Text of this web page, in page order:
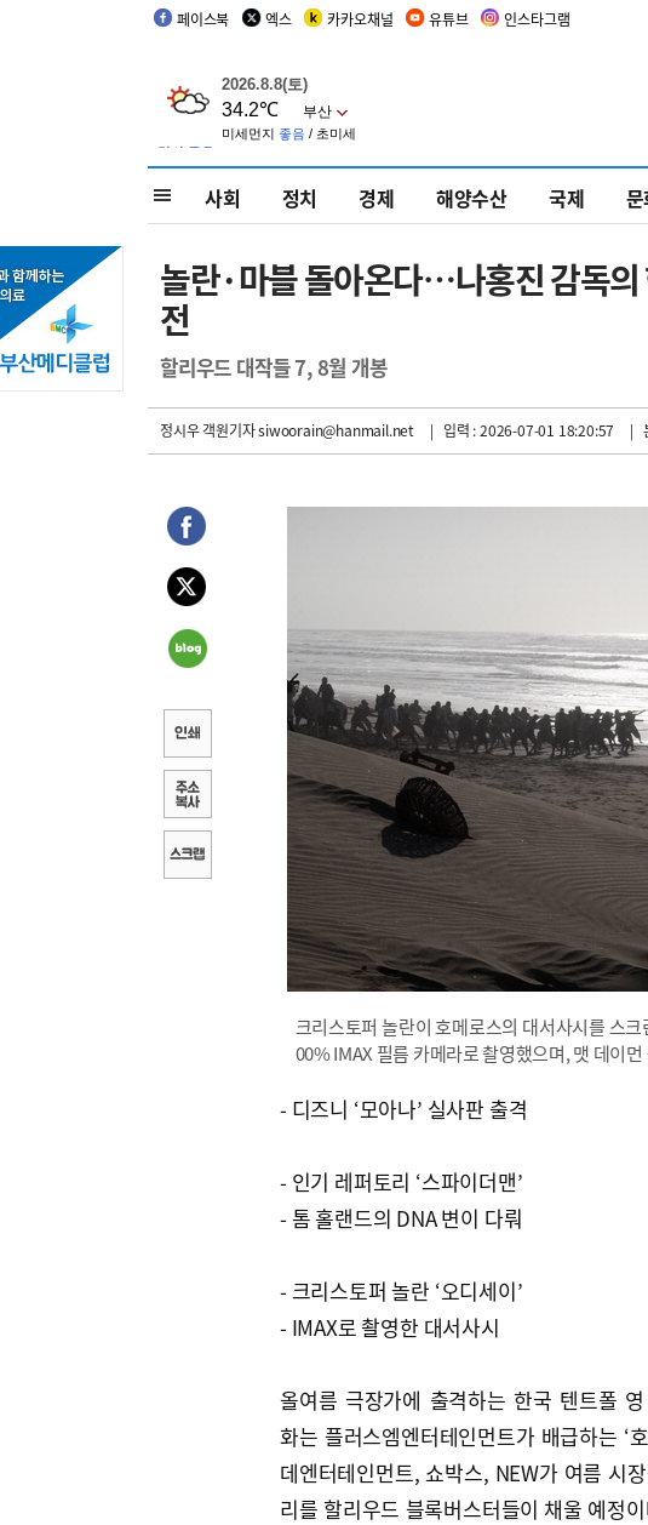
페이스북 엑스 카카오채널 유튜브 인스타그램
사회 정치 경제 해양수산 국제
놀란·마블 돌아온다…나홍진 감독의
전
할리우드 대작들 7, 8월 개봉
정시우 객원기자siwoorain@hanmail.net | 입력 : 2026-07-01 18:20:57 |
크리스토퍼 놀란이 호메로스의 대서사시를 스
00% IMAX 필름 카메라로 촬영했으며, 맷 데이
- 디즈니 ‘모아나’ 실사판 출격
- 인기 레퍼토리 ‘스파이더맨’
- 톰 홀랜드의 DNA 변이 다뤄
- 크리스토퍼 놀란 ‘오디세이’
- IMAX로 촬영한 대서사시
올여름 극장가에 출격하는 한국 텐트폴 영
화는 플러스엠엔터테인먼트가 배급하는 ‘
데엔터테인먼트, 쇼박스, NEW가 여름 시
리를 할리우드 블록버스터들이 채울 예정